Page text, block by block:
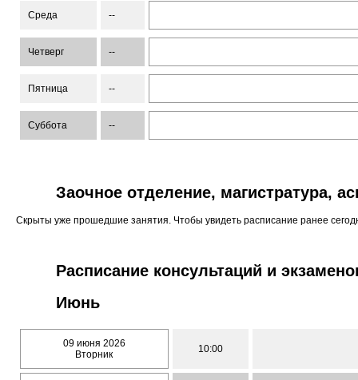
Среда --
Четверг --
Пятница --
Суббота --
Заочное отделение, магистратура,
Скрыты уже прошедшие занятия. Чтобы увидеть расписание ранее
Расписание консультаций и
Июнь
09 июня 2026
Вторник
10:00